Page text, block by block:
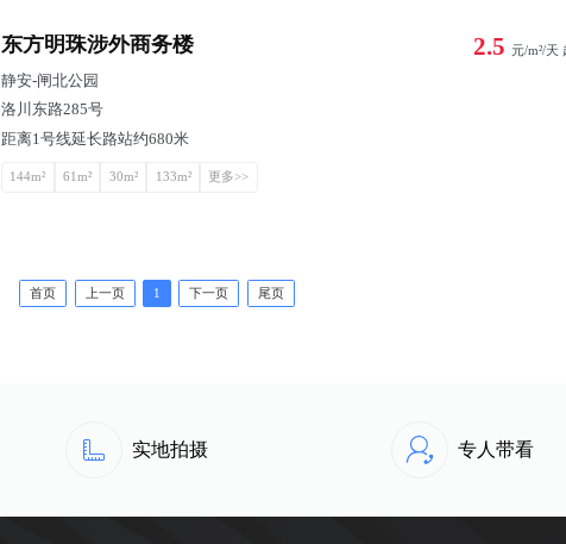
东方明珠涉外商务楼 2.5 元/m²/天
静安-闸北公园
洛川东路285号
距离1号线延长路站约680米
144m² 61m² 30m² 133m² 更多>>
首页 上一页 1 下一页 尾页
实地拍摄 专人带看